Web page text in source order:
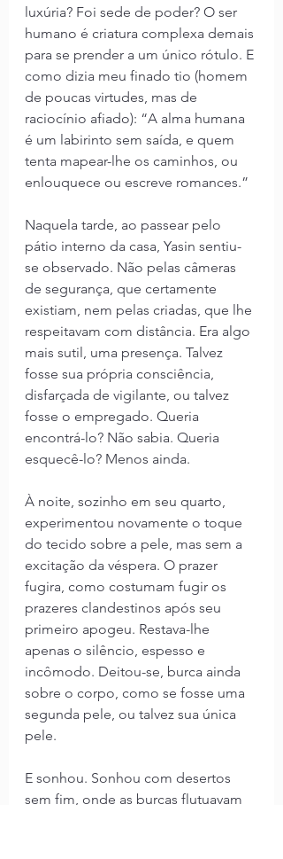
luxúria? Foi sede de poder? O ser
humano é criatura complexa demais
para se prender a um único rótulo. E
como dizia meu finado tio (homem
de poucas virtudes, mas de
raciocínio afiado): “A alma humana
é um labirinto sem saída, e quem
tenta mapear-lhe os caminhos, ou
enlouquece ou escreve romances.”
Naquela tarde, ao passear pelo
pátio interno da casa, Yasin sentiu-
se observado. Não pelas câmeras
de segurança, que certamente
existiam, nem pelas criadas, que lhe
respeitavam com distância. Era algo
mais sutil, uma presença. Talvez
fosse sua própria consciência,
disfarçada de vigilante, ou talvez
fosse o empregado. Queria
encontrá-lo? Não sabia. Queria
esquecê-lo? Menos ainda.
À noite, sozinho em seu quarto,
experimentou novamente o toque
do tecido sobre a pele, mas sem a
excitação da véspera. O prazer
fugira, como costumam fugir os
prazeres clandestinos após seu
primeiro apogeu. Restava-lhe
apenas o silêncio, espesso e
incômodo. Deitou-se, burca ainda
sobre o corpo, como se fosse uma
segunda pele, ou talvez sua única
pele.
E sonhou. Sonhou com desertos
sem fim, onde as burcas flutuavam